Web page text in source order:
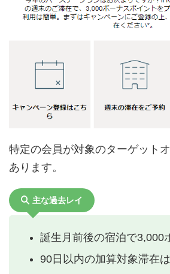
特定の会員が対象のターゲット
あります。
主な過去レイ
誕生月前後の宿泊で3,000
90日以内の加算対象滞在